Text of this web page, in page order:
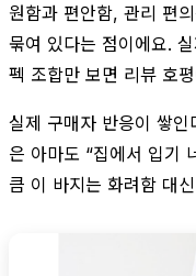
원함과 편안함, 관리 편
묶여 있다는 점이에요.
펙 조합만 보면 리뷰 호
실제 구매자 반응이 쌓
은 아마도 “집에서 입기
큼 이 바지는 화려함 대